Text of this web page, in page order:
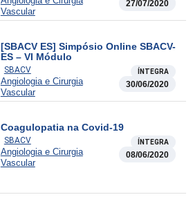
Vascular
27/07/2020
[SBACV ES] Simpósio Online SBACV-
ES – VI Módulo
SBACV ÍNTEGRA
Angiologia e Cirurgia
Vascular
30/06/2020
Coagulopatia na Covid-19
SBACV ÍNTEGRA
Angiologia e Cirurgia
Vascular
08/06/2020